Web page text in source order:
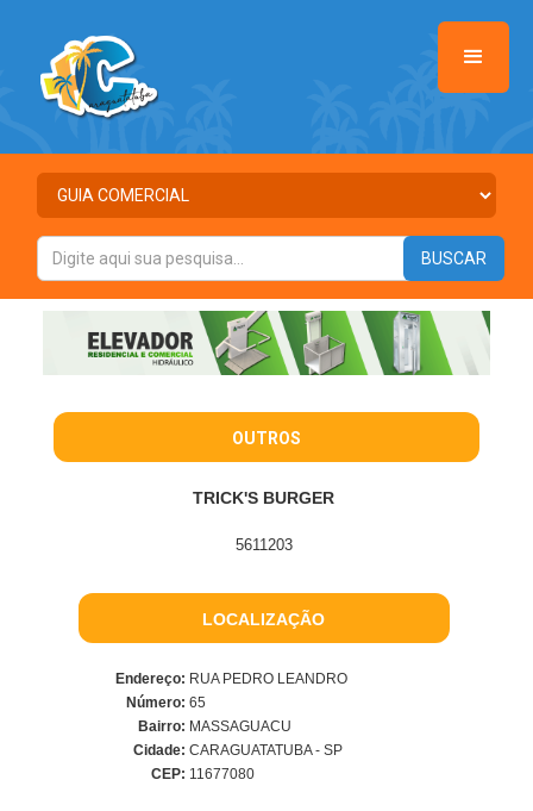
OUTROS
TRICK'S BURGER
5611203
LOCALIZAÇÃO
Endereço: RUA PEDRO LEANDRO
Número: 65
Bairro: MASSAGUACU
Cidade: CARAGUATATUBA - SP
CEP: 11677080